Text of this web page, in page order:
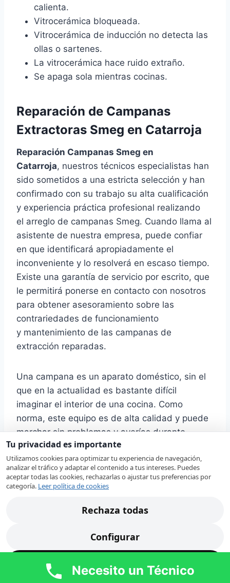
calienta.
Vitrocerámica bloqueada.
Vitrocerámica de inducción no detecta las
ollas o sartenes.
La vitrocerámica hace ruido extraño.
Se apaga sola mientras cocinas.
Reparación de Campanas
Extractoras Smeg en Catarroja
Reparación Campanas Smeg en
Catarroja, nuestros técnicos especialistas han
sido sometidos a una estricta selección y han
confirmado con su trabajo su alta cualificación
y experiencia práctica profesional realizando
el arreglo de campanas Smeg. Cuando llama al
asistente de nuestra empresa, puede confiar
en que identificará apropiadamente el
inconveniente y lo resolverá en escaso tiempo.
Existe una garantía de servicio por escrito, que
le permitirá ponerse en contacto con nosotros
para obtener asesoramiento sobre las
contrariedades de funcionamiento
y mantenimiento de las campanas de
extracción reparadas.
Una campana es un aparato doméstico, sin el
que en la actualidad es bastante difícil
imaginar el interior de una cocina. Como
norma, este equipo es de alta calidad y puede
marchar sin problemas y averías durante
mucho tiempo. Pero, como cualquier otro
dispositivo, tarde que temprano, las campanas
de extracción pueden requerir una revisión por
un profesional capacitado.
campana extractora Smeg localizando
rápidamente la avería. Ante alguno de estos
campanas extractoras Smeg en Catarroja
Tu privacidad es importante
Utilizamos cookies para optimizar tu experiencia de navegación,
analizar el tráfico y adaptar el contenido a tus intereses. Puedes
aceptar todas las cookies, rechazarlas o ajustar tus preferencias por
categoría. Leer política de cookies
Rechaza todas
Configurar
Acepta todas
Necesito un Técnico